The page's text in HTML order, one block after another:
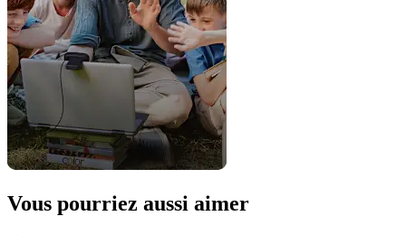
Vous pourriez aussi aimer